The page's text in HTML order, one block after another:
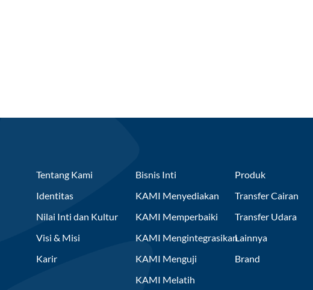
Tentang Kami
Identitas
Nilai Inti dan Kultur
Visi & Misi
Karir
Bisnis Inti
KAMI Menyediakan
KAMI Memperbaiki
KAMI Mengintegrasikan
KAMI Menguji
KAMI Melatih
Produk
Transfer Cairan
Transfer Udara
Lainnya
Brand